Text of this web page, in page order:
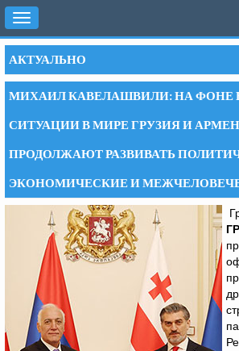
Toggle
navigation
АКТУАЛЬНО
МИХАИЛ КАВЕЛАШВИЛИ: НА ФОНЕ
СИТУАЦИИ В МИРЕ ГРУЗИЯ И
ПРОДОЛЖАЮТ РАЗВИВАТЬ
ЭКОНОМИЧЕСКИЕ И